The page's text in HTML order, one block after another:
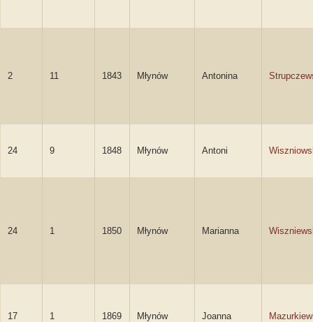
2 11 1843 Młynów Antonina
24 9 1848 Młynów Antoni
24 1 1850 Młynów Marianna
17 1 1869 Młynów Joanna